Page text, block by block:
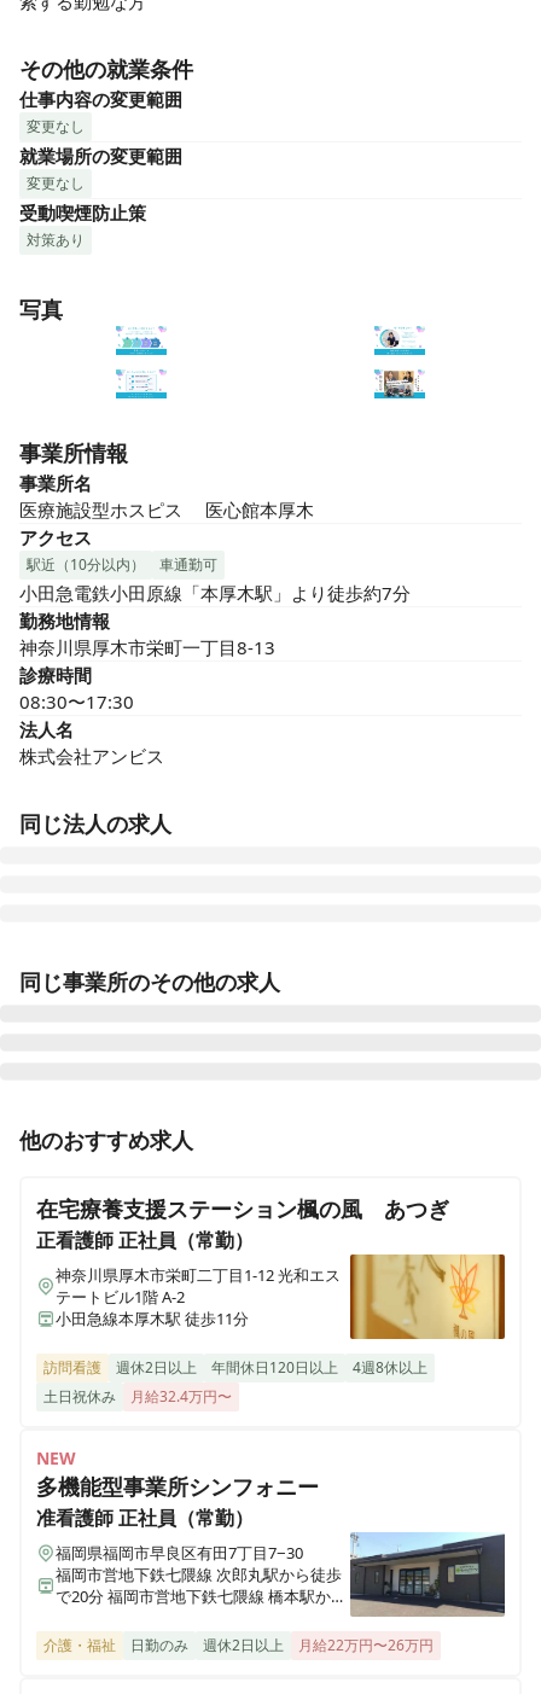
その他の就業条件
仕事内容の変更範囲
変更なし
就業場所の変更範囲
変更なし
受動喫煙防止策
対策あり
写真
事業所情報
事業所名
医療施設型ホスピス　 医心館本厚木
アクセス
駅近（10分以内） 車通勤可
小田急電鉄小田原線「本厚木駅」より徒歩約7分
勤務地情報
神奈川県厚木市栄町一丁目8-13
診療時間
08:30〜17:30
法人名
株式会社アンビス
同じ法人の求人
愛知県豊田市浄水町原山277
医療施設型ホスピス 医心館府中
医療施設型ホスピス 医心館加古川
兵庫県加古川市加古川町北在家2315番地の1
医療施設型ホスピス 医心館南草津
医療施設型ホスピス 医心館経堂
東京都世田谷区宮坂三丁目2-8
株式会社アンビスホールディングス 本社
東京都中央区京橋一丁目6-1 三井住友海上テプコビル 7階
同じ事業所のその他の求人
正看護師 正社員（常勤）
【厚木市】医療施設型ホスピス / 施設内訪問看護 / 月給
正看護師 正社員（常勤）
【厚木市】夜勤・オンコールなし◎月給56.1万円～◎医
療施設型ホスピスで看護管理者のお仕事
他のおすすめ求人
在宅療養支援ステーション楓の風 あつぎ
正看護師正社員（常勤）
神奈川県厚木市栄町二丁目1-12 光和エス
テートビル1階 A-2
小田急線本厚木駅 徒歩11分
訪問看護 週休2日以上 年間休日120日以上
4週8休以上
土日祝休み
月給32.4万円〜
NEW
多機能型事業所シンフォニー
准看護師正社員（常勤）
福岡県福岡市早良区有田7丁目7−30
福岡市営地下鉄七隈線 次郎丸駅から徒歩
で20分 福岡市営地下鉄七隈線 橋本駅から
介護・福祉 日勤のみ 週休2日以上 月給22万円〜26万円